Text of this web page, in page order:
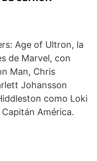
Age of Ultron, la
de Marvel, con
Man, Chris
Johansson
como Loki
América.